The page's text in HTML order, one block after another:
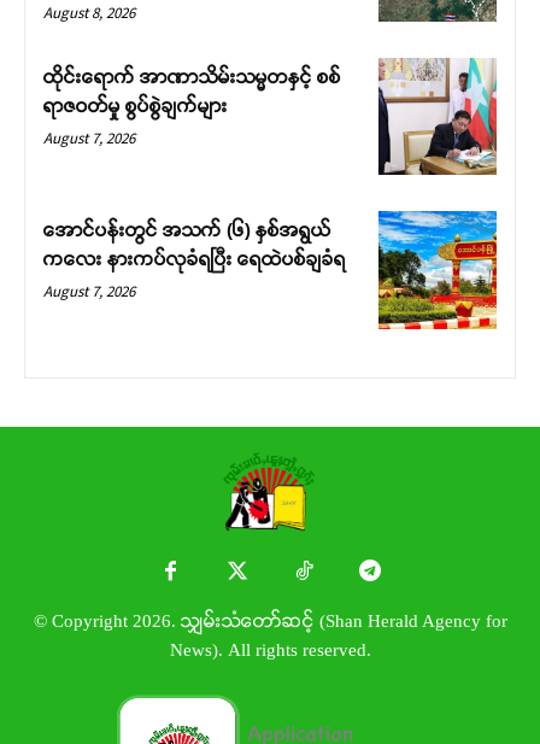
August 8, 2026
ထိုင်းရောက် အာဏာသိမ်းသမ္မတနှင့် စစ်
ရာဇဝတ်မှု စွပ်စွဲချက်များ
August 7, 2026
အောင်ပန်းတွင် အသက် (၆) နှစ်အရွယ်
ကလေး နားကပ်လုခံရပြီး ရေထဲပစ်ချခံရ
August 7, 2026
© Copyright 2026. သျှမ်းသံတော်ဆင့် (Shan Herald Agency for
News). All rights reserved.